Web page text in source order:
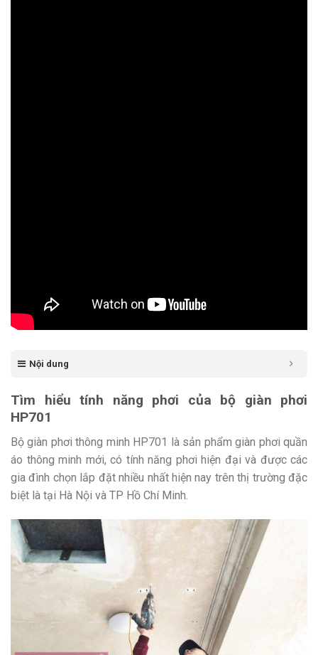
Nội dung
Tìm hiểu tính năng phơi của bộ giàn phơi
HP701
Bộ giàn phơi thông minh HP701 là sản phẩm giàn phơi quần
áo thông minh mới, có tính năng phơi hiện đại và được các
gia đình chọn lắp đặt nhiều nhất hiện nay trên thị trường đặc
biệt là tại Hà Nội và TP Hồ Chí Minh.